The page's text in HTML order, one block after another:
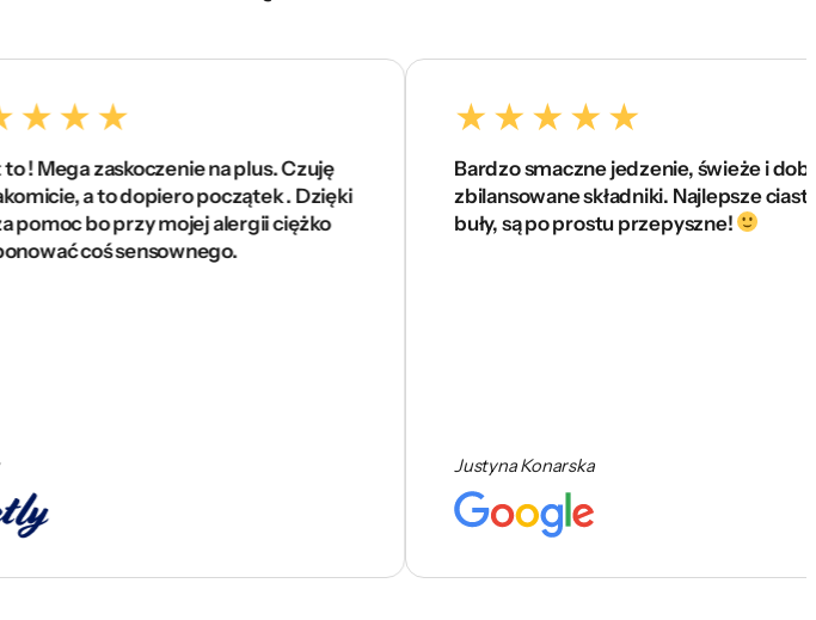
zaskoczenie na plus. Czuję
a to dopiero początek . Dzięki
bo przy mojej alergii ciężko
coś sensownego.
Bardzo smaczne jedzenie, świeże i dobrze
zbilansowane składniki. Najlepsze ciasta i
buły, są po prostu przepyszne!
Justyna Konarska